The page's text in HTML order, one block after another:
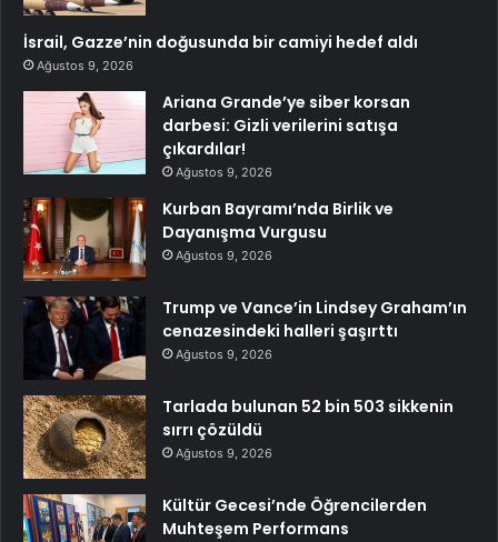
İsrail, Gazze’nin doğusunda bir camiyi hedef aldı
Ağustos 9, 2026
Ariana Grande’ye siber korsan
darbesi: Gizli verilerini satışa
çıkardılar!
Ağustos 9, 2026
Kurban Bayramı’nda Birlik ve
Dayanışma Vurgusu
Ağustos 9, 2026
Trump ve Vance’in Lindsey Graham’ın
cenazesindeki halleri şaşırttı
Ağustos 9, 2026
Tarlada bulunan 52 bin 503 sikkenin
sırrı çözüldü
Ağustos 9, 2026
Kültür Gecesi’nde Öğrencilerden
Muhteşem Performans